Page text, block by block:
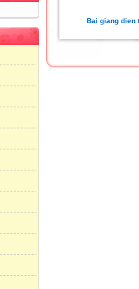
Bai giang dien